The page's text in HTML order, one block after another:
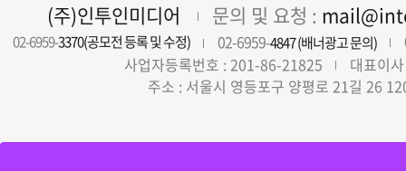
(주)인투인미디어 문의 및 요청 :
02-6959-3370(공모전 등록 및 수정) 02-6959-4847 (배너광고 문의)
사업자등록번호 : 201-86-21825
대표이
주소 : 서울시 영등포구 양평로 21길 26